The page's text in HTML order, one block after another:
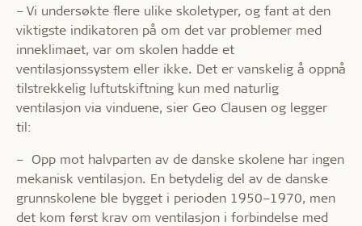
– Vi undersøkte flere ulike skoletyper, og fant at den
viktigste indikatoren på om det var problemer med
inneklimaet, var om skolen hadde et
ventilasjonssystem eller ikke. Det er vanskelig å oppnå
tilstrekkelig luftutskiftning kun med naturlig
ventilasjon via vinduene, sier Geo Clausen og legger
til:
– Opp mot halvparten av de danske skolene har ingen
mekanisk ventilasjon. En betydelig del av de danske
grunnskolene ble bygget i perioden 1950–1970, men
det kom først krav om ventilasjon i forbindelse med